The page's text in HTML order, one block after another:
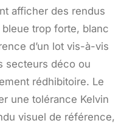
afficher des rendus
trop forte, blanc
d’un lot vis-à-vis
secteurs déco ou
rédhibitoire. Le
une tolérance Kelvin
visuel de référence,